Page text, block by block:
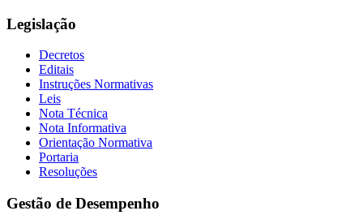
Legislação
Decretos
Editais
Instruções Normativas
Leis
Nota Técnica
Nota Informativa
Orientação Normativa
Portaria
Resoluções
Gestão de Desempenho